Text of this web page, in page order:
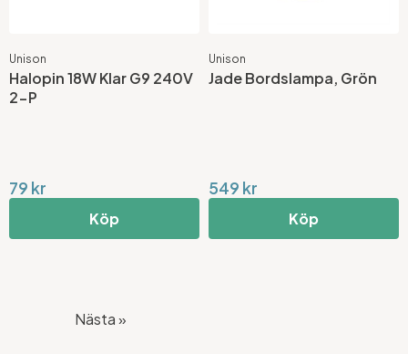
Unison
Halopin 18W Klar G9 240V
2-P
79 kr
Köp
Unison
Jade Bordslampa, Grön
549 kr
Köp
Nästa »